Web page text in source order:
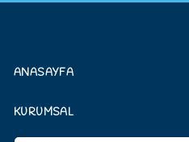
ANASAYFA
KURUMSAL